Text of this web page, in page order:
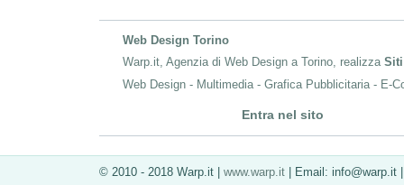
Web Design Torino
Warp.it, Agenzia di Web Design a Torino, realizza Siti
Web Design - Multimedia - Grafica Pubblicitaria - E-
Entra nel sito
© 2010 - 2018 Warp.it | www.warp.it | Email: info@warp.it